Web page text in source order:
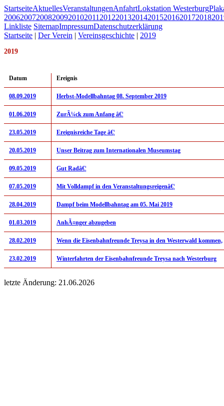
StartseiteAktuellesVeranstaltungenAnfahrtLokstation Westerburg
200620072008200920102011 2012201320142015201620172018
Linkliste SitemapImpressumDatenschutzerklärung
Startseite | Der Verein | Vereinsgeschichte | 2019
2019
Datum Ereignis
08.09.2019 Herbst-Modellbahntag 08. September 2019
01.06.2019 ZurÃ¼ck zum Anfang â€¦
23.05.2019 Ereignisreiche Tage â€¦
20.05.2019 Unser Beitrag zum Internationalen Museumstag
09.05.2019 Gut Radâ€¦
07.05.2019 Mit Volldampf in den Veranstaltungsreigenâ€¦
28.04.2019 Dampf beim Modellbahntag am 05. Mai 2019
01.03.2019 AnhÃ¤nger abzugeben
28.02.2019 Wenn die Eisenbahnfreunde Treysa in den Westerwald kommen,
23.02.2019 Winterfahrten der Eisenbahnfreunde Treysa nach Westerburg
letzte Änderung: 21.06.2026